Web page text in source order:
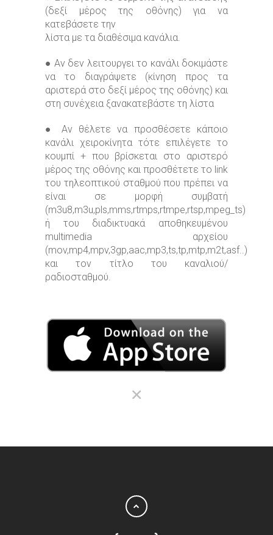
(δεξί μέρος της οθόνης) για να
κατεβάσετε την
λίστα με τα διαθέσιμα κανάλια.
● Αν δεν λειτουργει το κανάλι δοκιμάστε
να το διαγράψετε (κίνηση προς τα
αριστερά στο δεξί μέρος της οθόνης) και
στη συνέχεια ξανακατεβάστε τη λίστα
● Αν θέλετε να προσθέσετε κάποιο
κανάλι χειροκίνητα τότε επιλέγετε το
κουμπί + που βρίσκεται στο αριστερό
μέρος της οθόνης και προσθέτετε το link
του τηλεοπτικού σταθμού που πρέπει να
είναι σε μορφή συμβατή
(m3u8,m3u,pls,mms,rtmps,rtmpe,rtsp,mpeg_ts)
ή του διαδικτυακά αποθηκευμένου
multimedia αρχείου
(mov,mp4,mpv,3gp,aac,mp3,ts,tp,mtp,m2t,asf..)
και τον τίτλο του καναλιού/
ραδιοσταθμού.